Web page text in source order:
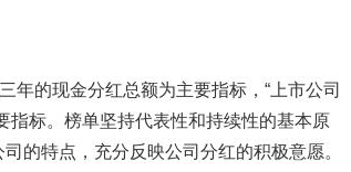
的现金分红总额为主要指标，“上市公司
指标。榜单坚持代表性和持续性的基本原
的特点，充分反映公司分红的积极意愿。